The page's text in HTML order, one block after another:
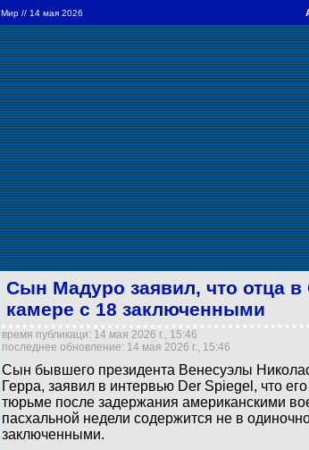
Мир // 14 мая 2026
Сын Мадуро заявил, что отца
камере с 18 заключенными
время публикаци: 14 мая 2026 г., 15:46
последнее обновление: 14 мая 2026 г., 15:46
Сын бывшего президента Венесуэлы
Герра, заявил в интервью Der Spiegel, что
тюрьме после задержания американскими
пасхальной недели содержится не в
заключенными.